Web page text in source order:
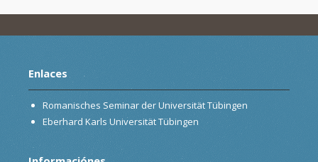
Enlaces
Romanisches Seminar der Universität Tübingen
Eberhard Karls Universität Tübingen